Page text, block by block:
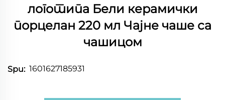
логотипа Бели керамички
порцелан 220 мл Чајне чаше са
чашицом
Spu: 1601627185931